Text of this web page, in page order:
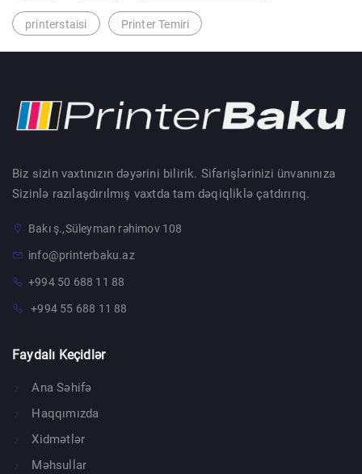
printerstaisi Printer Temiri
Biz sizin vaxtınızın dəyərini bilirik. Sifarişlərinizi ünvanınıza
Sizinlə razılaşdırılmış vaxtda tam dəqiqliklə çatdırırıq.
Bakı ş.,Süleyman rəhimov 108
info@printerbaku.az
+994 50 688 11 88
+994 55 688 11 88
Faydalı Keçidlər
Ana Səhifə
Haqqımızda
Xidmətlər
Məhsullar